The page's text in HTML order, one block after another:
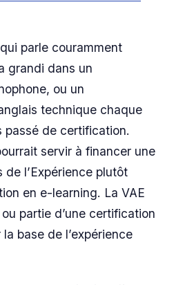
parle couramment
grandi dans un
ou un
technique chaque
passé de certification.
servir à financer une
l’Expérience plutôt
en e-learning. La VAE
partie d’une certification
base de l’expérience